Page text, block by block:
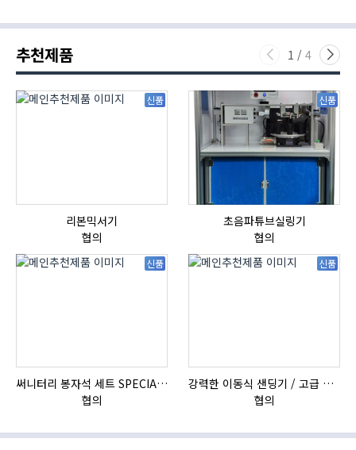
추천제품 1 / 4
신품
리본믹서기
협의
신품
초음파튜브실링기
협의
신품
써니터리 봉자석 세트 SPECIAL , 봉자석 , 자석봉 , 호퍼용자석 , 전자석
협의
신품
강력한 이동식 샌딩기 / 고급 이태리 IBIX샌드블라스터
협의